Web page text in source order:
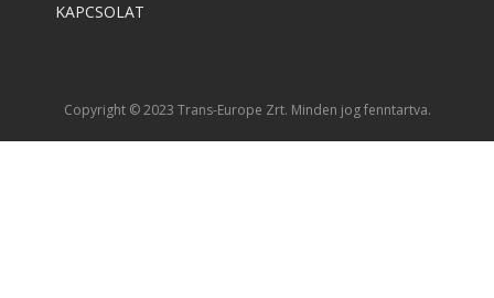
KAPCSOLAT
Copyright © 2023 Trans-Europe Zrt. Minden jog fenntartva.